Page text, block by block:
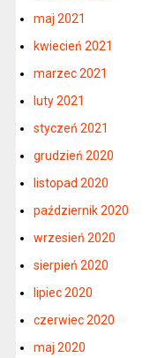
maj 2021
kwiecień 2021
marzec 2021
luty 2021
styczeń 2021
grudzień 2020
listopad 2020
październik 2020
wrzesień 2020
sierpień 2020
lipiec 2020
czerwiec 2020
maj 2020